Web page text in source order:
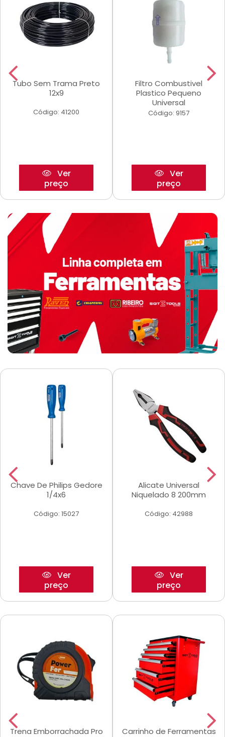
Tubo Sem Trama Preto
12x9
Código: 41200
Ver
preço
Filtro Combustivel
Plastico Pequeno
Universal
Código: 9157
Ver
preço
Chave De Philips Gedore
1/4x6
Código: 15027
Ver
preço
Alicate Universal
Niquelado 8 200mm
Código: 42988
Ver
preço
Trena Emborrachada Pro
Carrinho de Ferramentas